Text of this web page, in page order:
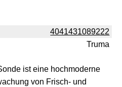
4041431089222
Truma
ist eine hochmoderne
von Frisch- und